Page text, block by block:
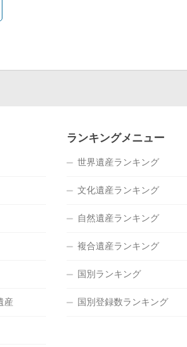
産
ランキングメニュー
世界遺産ランキング
文化遺産ランキング
自然遺産ランキング
複合遺産ランキング
国別ランキング
国別登録数ランキング